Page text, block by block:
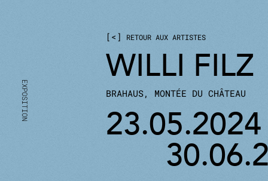
< RETOUR AUX ARTISTES
WILLI FILZ
BRAHAUS, MONTÉE DU CHÂTEAU
23.05.2024